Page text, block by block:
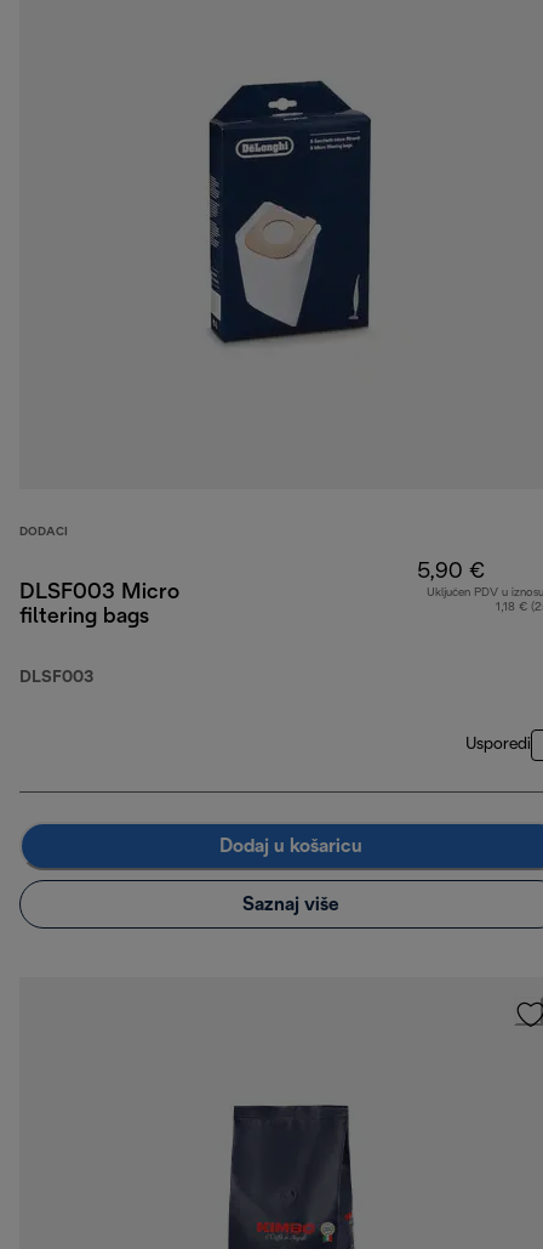
DODACI
DLSF003 Micro
filtering bags
DLSF003
5,90 €
Uključen PDV u
1,18 €
Usporedi
Dodaj u košaricu
Saznaj više